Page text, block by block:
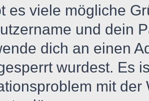
es viele mögliche
und dein
dich an einen
wurdest. Es
mit